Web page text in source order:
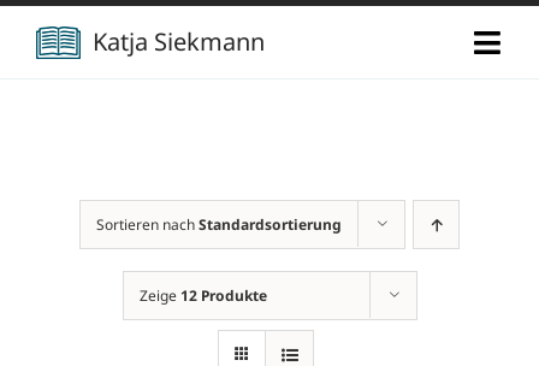
Zum
Inhalt
Katja Siekmann
Über mich
Berufliche Vita
Verlag
Sortieren nachStandardsortierung
Zeige 12 Produkte